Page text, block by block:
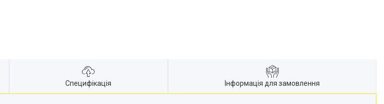
Специфікація Інформація для замовлення